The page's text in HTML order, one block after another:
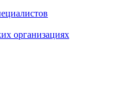
организациях